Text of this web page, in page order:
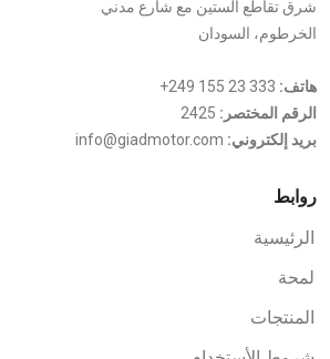
شرق تقاطع الستين مع شارع مدني
الخرطوم، السودان
هاتف: +249 155 23 333
الرقم المختصر:
بريد إلكتروني:
روابط
الرئيسية
لمحة
المنتجات